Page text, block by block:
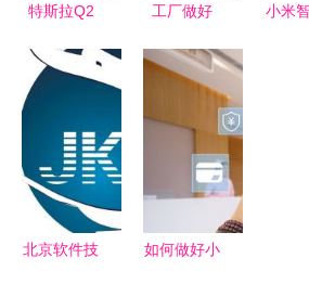
特斯拉Q2
亿美元，股
7% 北京软
件技术咨询
视角解读
工厂做好
真正收益比
你想象的多
小米
北京软件技
如何做好小